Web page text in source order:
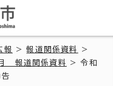
報 >報道関係資料
>
報道関係資料
> 令和